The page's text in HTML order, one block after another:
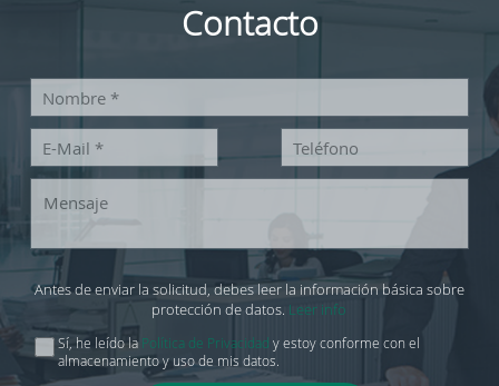
Contacto
Antes de enviar la solicitud, debes leer la información básica sobre
protección de datos. Leer info
Sí, he leído laPolítica de Privacidad y estoy conforme con el
almacenamiento y uso de mis datos.